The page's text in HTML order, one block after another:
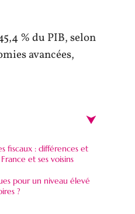
% du PIB, selon
avancées,
fiscaux : différences et
et ses voisins
pour un niveau élevé
?